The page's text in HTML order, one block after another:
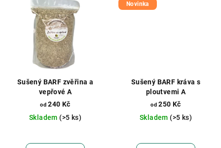
Sušený BARF zvěřina a
vepřové A
od 240 Kč
Skladem (>5 ks)
Novinka
Sušený BARF kráva s
ploutvemi A
od 250 Kč
Skladem (>5 ks)
hodnocení